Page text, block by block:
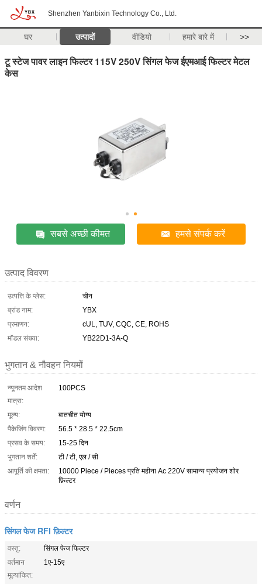
Shenzhen Yanbixin Technology Co., Ltd.
घर उत्पादों वीडियो हमारे बारे में >>
टू स्टेज पावर लाइन फिल्टर 115V 250V सिंगल फेज ईएमआई फिल्टर मेटल
केस
सबसे अच्छी कीमत हमसे संपर्क करें
उत्पाद विवरण
उत्पत्ति के प्लेस:
चीन
ब्रांड नाम:
YBX
प्रमाणन:
cUL, TUV, CQC, CE, ROHS
मॉडल संख्या:
YB22D1-3A-Q
भुगतान & नौवहन नियमों
न्यूनतम आदेश
मात्रा:
100PCS
मूल्य:
बातचीत योग्य
पैकेजिंग विवरण:
56.5 * 28.5 * 22.5cm
प्रसव के समय:
15-25 दिन
भुगतान शर्तें:
टी / टी, एल / सी
आपूर्ति की क्षमता:
10000 Piece / Pieces प्रति महीना Ac 220V सामान्य प्रयोजन शोर
फ़िल्टर
वर्णन
सिंगल फेज RFI फ़िल्टर
वस्तु:
सिंगल फेज फिल्टर
वर्तमान
मूल्यांकित:
1ए-15ए